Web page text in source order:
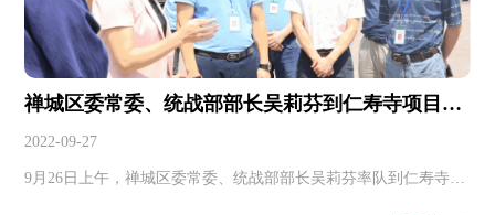
禅城区委常委、统战部部长吴莉芬到仁寿寺项目调
研
2022-09-27
9月26日上午，禅城区委常委、统战部部长吴莉芬率队到仁寿寺项